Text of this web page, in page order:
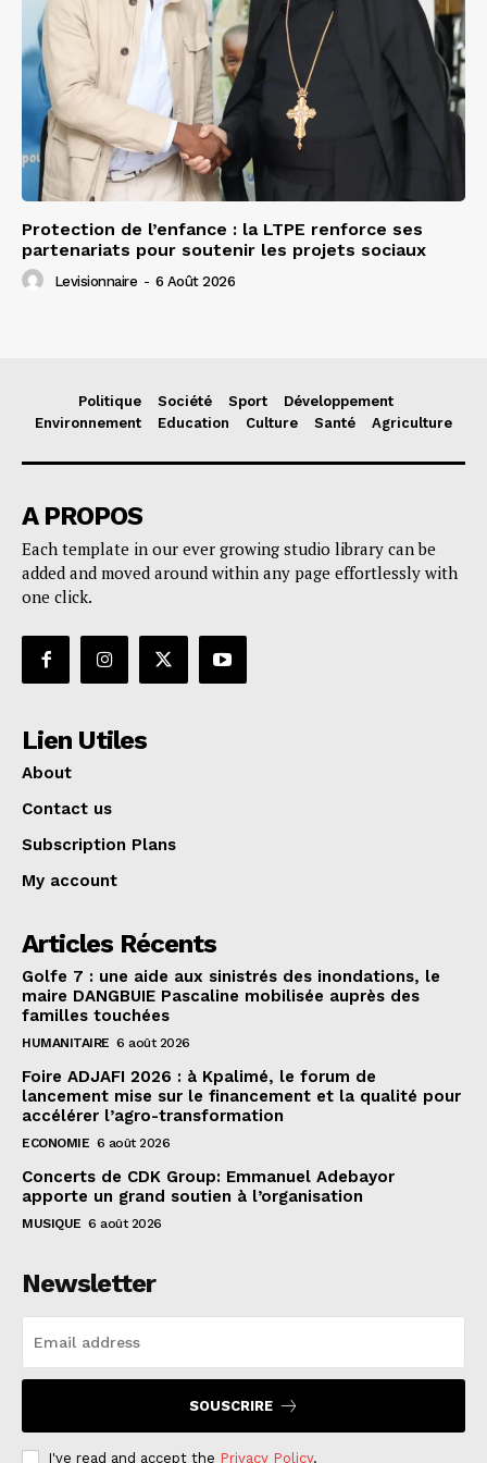
Protection de l’enfance : la LTPE renforce ses
partenariats pour soutenir les projets sociaux
Levisionnaire - 6 Août 2026
Politique Société Sport
Développement
Environnement
Education Culture Santé Agriculture
A PROPOS
Each template in our ever growing studio library can be
added and moved around within any page effortlessly with
one click.
Lien Utiles
About
Contact us
Subscription Plans
My account
Articles Récents
Golfe 7 : une aide aux sinistrés des inondations, le
maire DANGBUIE Pascaline mobilisée auprès des
familles touchées
HUMANITAIRE 6 août 2026
Foire ADJAFI 2026 : à Kpalimé, le forum de
lancement mise sur le financement et la qualité pour
accélérer l’agro-transformation
ECONOMIE 6 août 2026
Concerts de CDK Group: Emmanuel Adebayor
apporte un grand soutien à l’organisation
MUSIQUE 6 août 2026
Newsletter
SOUSCRIRE
I've read and accept the Privacy Policy.